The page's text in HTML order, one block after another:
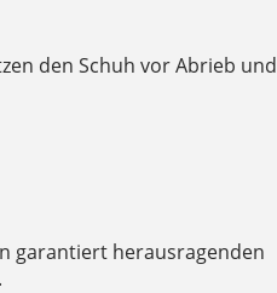
den Schuh vor Abrieb und
garantiert herausragenden